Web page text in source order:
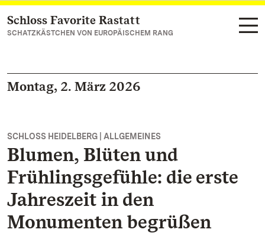
Zum Hauptinhalt springen
Schloss Favorite Rastatt
SCHATZKÄSTCHEN VON EUROPÄISCHEM RANG
Montag, 2. März 2026
SCHLOSS HEIDELBERG | ALLGEMEINES
Blumen, Blüten und
Frühlingsgefühle: die erste
Jahreszeit in den
Monumenten begrüßen